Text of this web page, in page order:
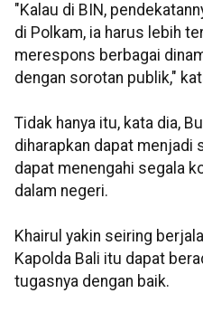
"Kalau di BIN,
di Polkam, ia harus lebih
merespons berbagai
dengan sorotan publik,"
Tidak hanya itu, kata dia,
diharapkan dapat menjadi
dapat menengahi segala
dalam negeri.
Khairul yakin seiring
Kapolda Bali itu dapat
tugasnya dengan baik.